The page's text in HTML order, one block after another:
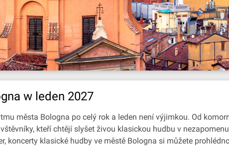
w leden 2027
města Bologna po celý rok a leden není výjimkou. Od
kteří chtějí slyšet živou klasickou hudbu v
koncerty klasické hudby ve městě Bologna si můžete